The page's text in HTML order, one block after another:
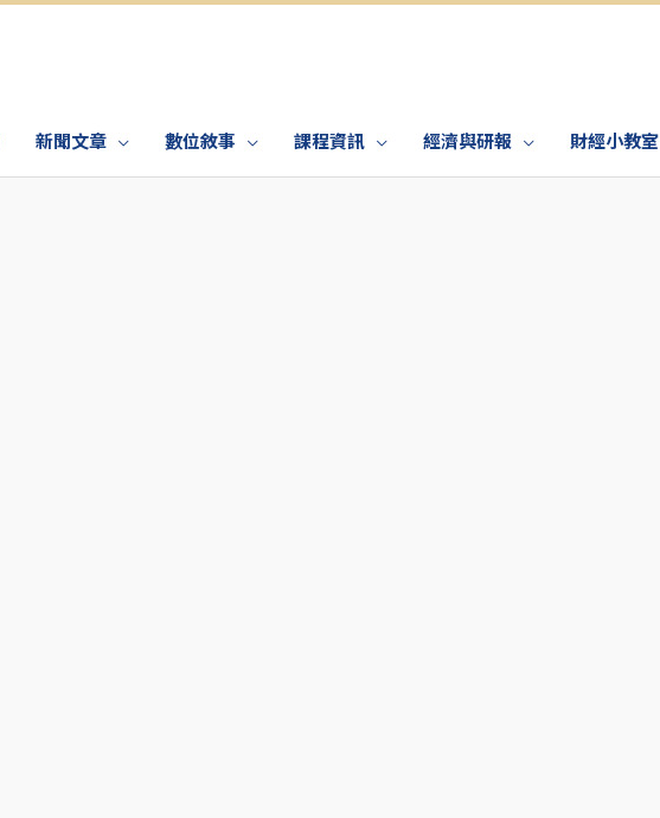
新聞文章 數位敘事 課程資訊 經濟與研報 財經小教室